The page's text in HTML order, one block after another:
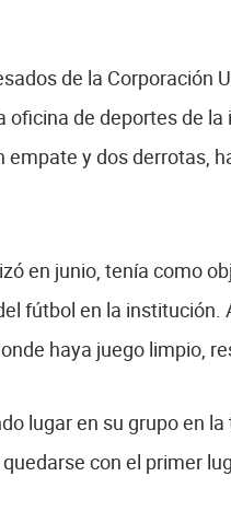
de la
oficina de deportes de
y dos derrotas,
en junio, tenía como
fútbol en la
haya juego limpio,
lugar en su grupo en
con el primer